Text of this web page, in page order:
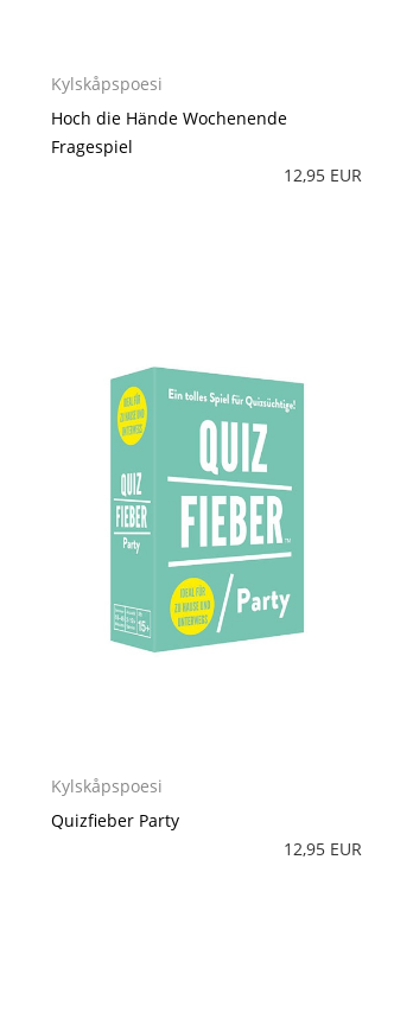
Kylskåpspoesi
Hoch die Hände Wochenende
Fragespiel
12,95 EUR
Kylskåpspoesi
Quizfieber Party
12,95 EUR